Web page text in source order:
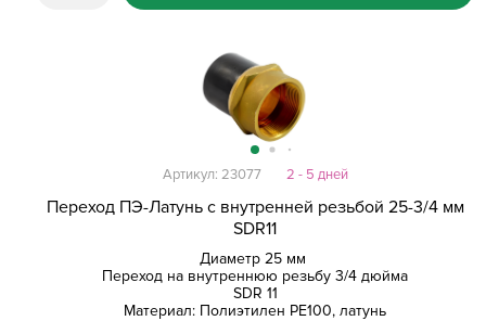
Переход ПЭ-Латунь с внутренней резьбой 25-3/4 мм
SDR11
Диаметр 25 мм
Переход на внутреннюю резьбу 3/4 дюйма
SDR 11
Материал: Полиэтилен PE100, латунь
Артикул: 23077 2 - 5 дней